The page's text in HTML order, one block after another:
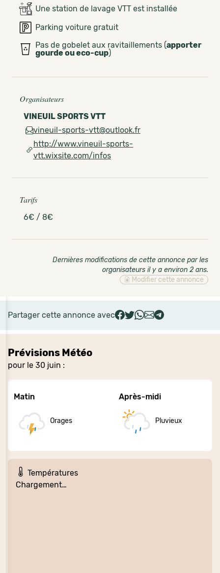
Prévisions Météo
pour le 30 juin :
Matin
Orages
Après-midi
Pluvieux
Températures
Chargement…
Une station de lavage VTT est installée
Parking voiture gratuit
Pas de gobelet aux ravitaillements (apporter
gourde ou eco-cup)
Organisateurs
VINEUIL SPORTS VTT
vineuil-sports-vtt@outlook.fr
http://www.vineuil-sports-
vtt.wixsite.com/infos
Tarifs
6€ / 8€
Dernières modifications de cette annonce par les
organisateurs il y a environ 2 ans.
Modifier cette annonce
Partager cette annonce avec